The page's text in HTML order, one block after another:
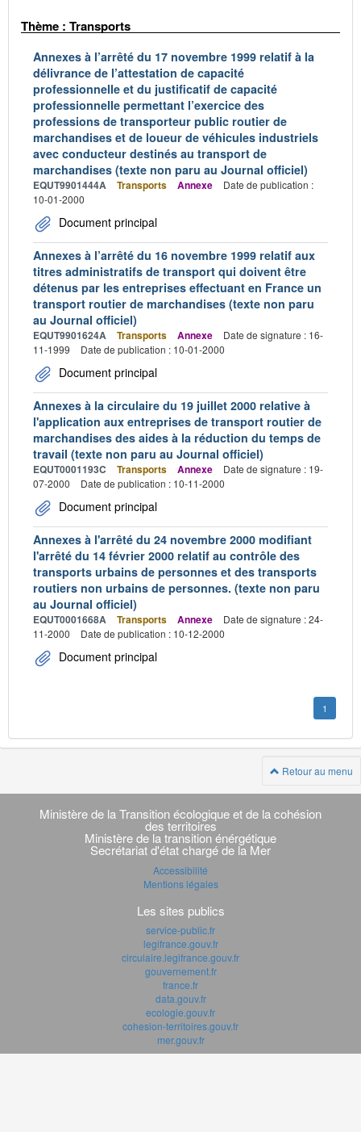
Thème : Transports
Annexes à l’arrêté du 17 novembre 1999 relatif à la
délivrance de l’attestation de capacité
professionnelle et du justificatif de capacité
professionnelle permettant l’exercice des
professions de transporteur public routier de
marchandises et de loueur de véhicules industriels
avec conducteur destinés au transport de
marchandises (texte non paru au Journal officiel)
EQUT9901444A Transports Annexe
Date de publication :
10-01-2000
Document principal
Annexes à l’arrêté du 16 novembre 1999 relatif aux
titres administratifs de transport qui doivent être
détenus par les entreprises effectuant en France un
transport routier de marchandises (texte non paru
au Journal officiel)
EQUT9901624A Transports Annexe
Date de signature : 16-
11-1999
Date de publication : 10-01-2000
Document principal
Annexes à la circulaire du 19 juillet 2000 relative à
l'application aux entreprises de transport routier de
marchandises des aides à la réduction du temps de
travail (texte non paru au Journal officiel)
EQUT0001193C Transports Annexe
Date de signature : 19-
07-2000
Date de publication : 10-11-2000
Document principal
Annexes à l'arrêté du 24 novembre 2000 modifiant
l'arrêté du 14 février 2000 relatif au contrôle des
transports urbains de personnes et des transports
routiers non urbains de personnes. (texte non paru
au Journal officiel)
EQUT0001668A Transports Annexe
Date de signature : 24-
11-2000
Date de publication : 10-12-2000
Document principal
1
Retour au menu
Navigation
transverse
Ministère de la Transition écologique et de la cohésion
des territoires
Ministère de la transition énérgétique
Secrétariat d'état chargé de la Mer
Accessibilité
Mentions légales
Les sites publics
service-public.fr
legifrance.gouv.fr
circulaire.legifrance.gouv.fr
gouvernement.fr
france.fr
data.gouv.fr
ecologie.gouv.fr
cohesion-territoires.gouv.fr
mer.gouv.fr